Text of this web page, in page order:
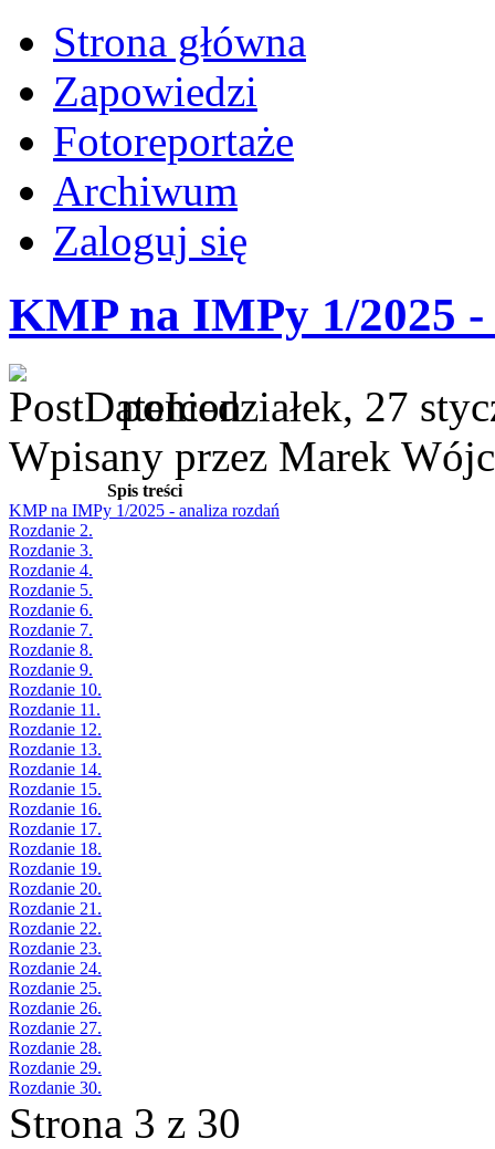
Strona główna
Zapowiedzi
Fotoreportaże
Archiwum
Zaloguj się
KMP na IMPy 1/2025
poniedziałek, 27
Wpisany przez Marek
Spis treści
KMP na IMPy 1/2025 - analiza rozdań
Rozdanie 2.
Rozdanie 3.
Rozdanie 4.
Rozdanie 5.
Rozdanie 6.
Rozdanie 7.
Rozdanie 8.
Rozdanie 9.
Rozdanie 10.
Rozdanie 11.
Rozdanie 12.
Rozdanie 13.
Rozdanie 14.
Rozdanie 15.
Rozdanie 16.
Rozdanie 17.
Rozdanie 18.
Rozdanie 19.
Rozdanie 20.
Rozdanie 21.
Rozdanie 22.
Rozdanie 23.
Rozdanie 24.
Rozdanie 25.
Rozdanie 26.
Rozdanie 27.
Rozdanie 28.
Rozdanie 29.
Rozdanie 30.
Strona 3 z 30